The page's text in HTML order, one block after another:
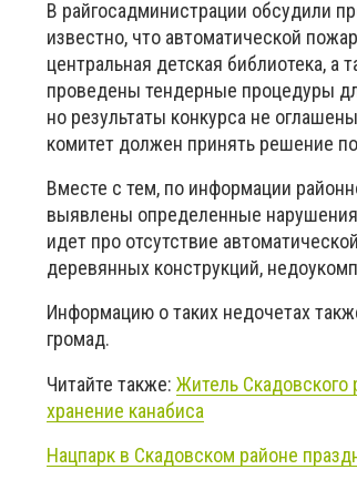
В райгосадминистрации обсудили
известно, что автоматической
центральная детская библиотека, а
проведены тендерные процедуры
но результаты конкурса не
комитет должен принять решение
Вместе с тем, по информации
выявлены определенные
идет про отсутствие
деревянных конструкций,
Информацию о таких недочетах
громад.
Читайте также: Житель Скадовского
хранение канабиса
Нацпарк в Скадовском районе